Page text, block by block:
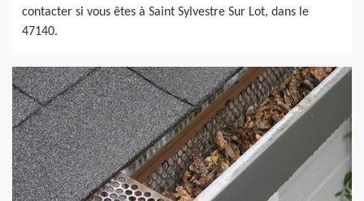
contacter si vous êtes à Saint Sylvestre Sur Lot, dans le
47140.